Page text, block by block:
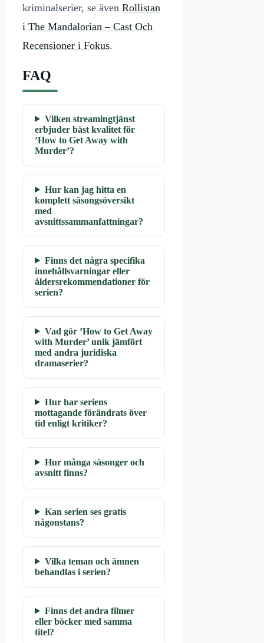
kriminalserier, se även Rollistan
i The Mandalorian – Cast Och
Recensioner i Fokus.
FAQ
Vilken streamingtjänst
erbjuder bäst kvalitet för
’How to Get Away with
Murder’?
Hur kan jag hitta en
komplett säsongsöversikt
med
avsnittssammanfattningar?
Finns det några specifika
innehållsvarningar eller
åldersrekommendationer för
serien?
Vad gör ’How to Get Away
with Murder’ unik jämfört
med andra juridiska
dramaserier?
Hur har seriens
mottagande förändrats över
tid enligt kritiker?
Hur många säsonger och
avsnitt finns?
Kan serien ses gratis
någonstans?
Vilka teman och ämnen
behandlas i serien?
Finns det andra filmer
eller böcker med samma
titel?